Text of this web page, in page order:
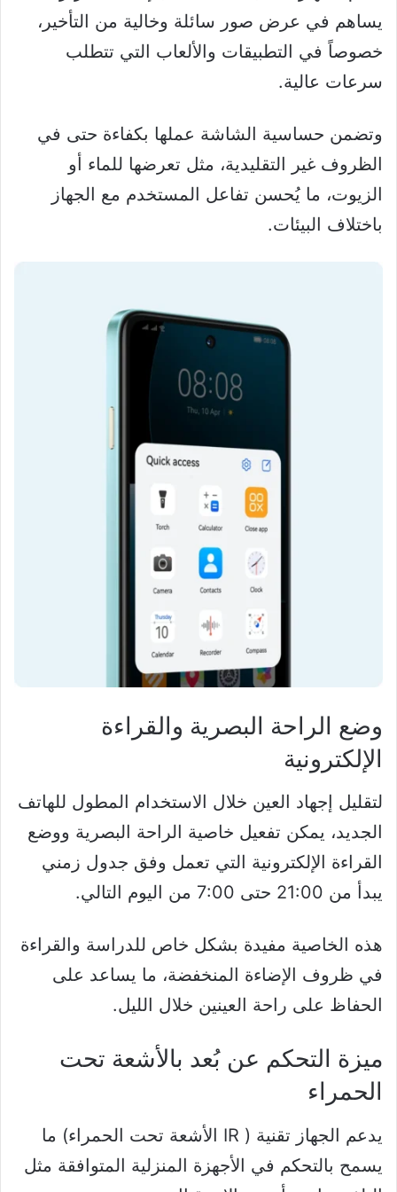
يساهم في عرض صور سائلة وخالية من التأخير،
خصوصاً في التطبيقات والألعاب التي تتطلب
سرعات عالية.
وتضمن حساسية الشاشة عملها بكفاءة حتى في
الظروف غير التقليدية، مثل تعرضها للماء أو
الزيوت، ما يُحسن تفاعل المستخدم مع الجهاز
باختلاف البيئات.
وضع الراحة البصرية والقراءة
الإلكترونية
لتقليل إجهاد العين خلال الاستخدام المطول للهاتف
الجديد، يمكن تفعيل خاصية الراحة البصرية ووضع
القراءة الإلكترونية التي تعمل وفق جدول زمني
يبدأ من 21:00 حتى 7:00 من اليوم التالي.
هذه الخاصية مفيدة بشكل خاص للدراسة والقراءة
في ظروف الإضاءة المنخفضة، ما يساعد على
الحفاظ على راحة العينين خلال الليل.
ميزة التحكم عن بُعد بالأشعة تحت
الحمراء
يدعم الجهاز تقنية ( IR الأشعة تحت الحمراء) ما
يسمح بالتحكم في الأجهزة المنزلية المتوافقة مثل